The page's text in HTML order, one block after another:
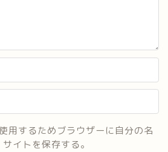
用するためブラウザーに自分の名
イトを保存する。